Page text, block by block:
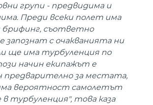
групи - предвидима и
Преди всеки полет има
брифинг, съответно
запознат с очакванията ни
ще има турбуленция по
начин екипажът е
предварително за местата,
вероятност самолетът
в турбуленция", това каза